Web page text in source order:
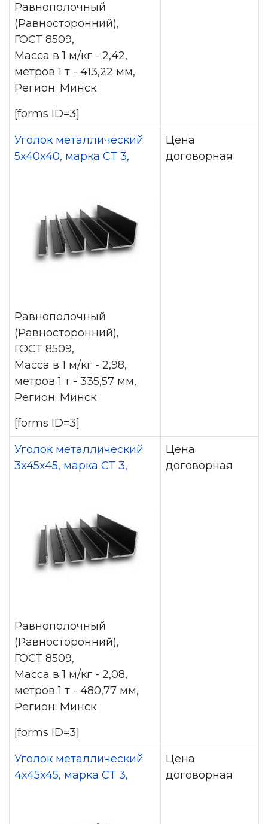
Равнополочный
(Равносторонний),
ГОСТ 8509,
Масса в 1 м/кг - 2,42,
метров 1 т - 413,22 мм,
Регион: Минск
[forms ID=3]
Уголок металлический
5x40x40, марка СТ 3,
Равнополочный
(Равносторонний),
ГОСТ 8509,
Масса в 1 м/кг - 2,98,
метров 1 т - 335,57 мм,
Регион: Минск
[forms ID=3]
Цена
договорная
Уголок металлический
3x45x45, марка СТ 3,
Равнополочный
(Равносторонний),
ГОСТ 8509,
Масса в 1 м/кг - 2,08,
метров 1 т - 480,77 мм,
Регион: Минск
[forms ID=3]
Цена
договорная
Уголок металлический
4x45x45, марка СТ 3,
Цена
договорная